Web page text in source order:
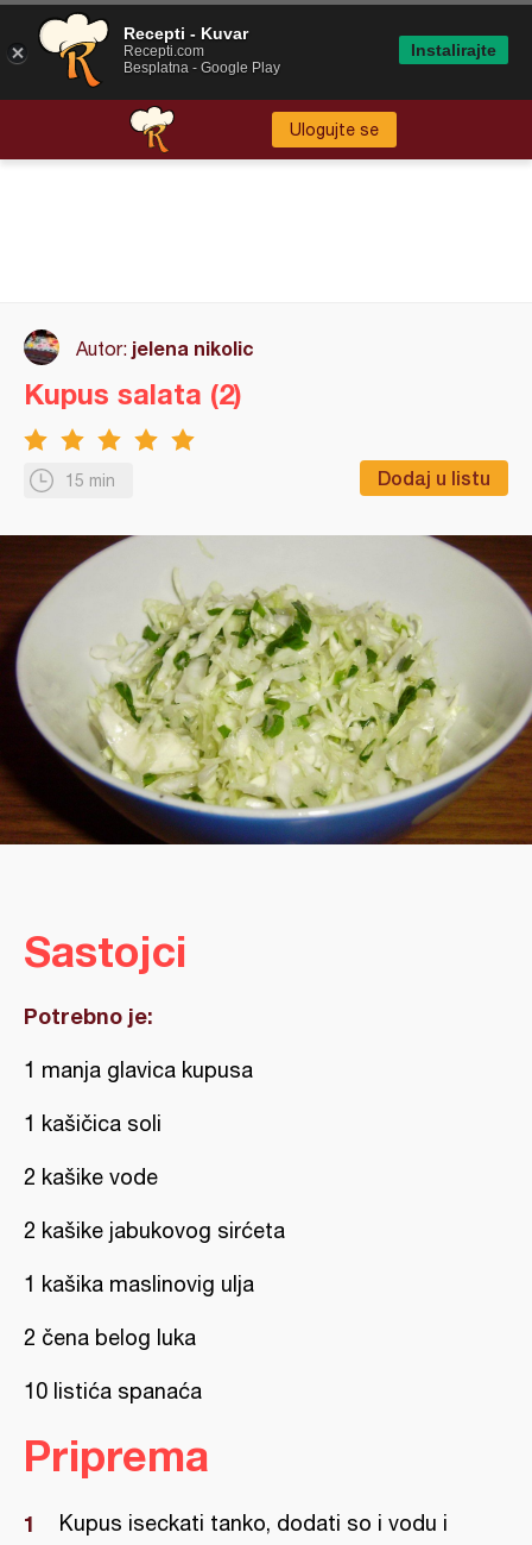
Ulogujte se
Autor: jelena nikolic
15 min Dodaj u listu
Kupus salata (2)
Sastojci
Potrebno je:
1 manja glavica kupusa
1 kašičica soli
2 kašike vode
2 kašike jabukovog sirćeta
1 kašika maslinovig ulja
2 čena belog luka
10 listića spanaća
Priprema
Kupus iseckati tanko, dodati so i vodu i
Recepti - Kuvar
Recepti.com
Besplatna - Google Play
Instalirajte